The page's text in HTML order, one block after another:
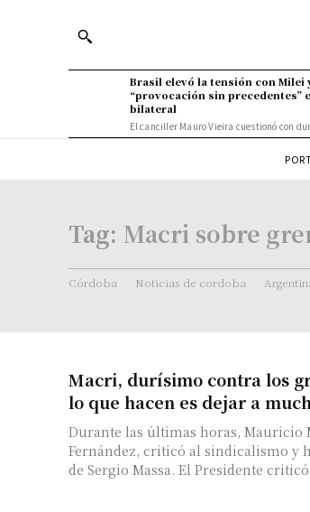
Brasil elevó la tensión con Milei
“provocación sin precedentes”
bilateral
El canciller Mauro Vieira cuestionó con
Tag: Macri sobre
Córdoba Noticias de cordoba
Macri, durísimo contra los
lo que hacen es dejar a
Durante las últimas horas, Mauricio
Fernández, criticó al sindicalismo y
de Sergio Massa. El Presidente